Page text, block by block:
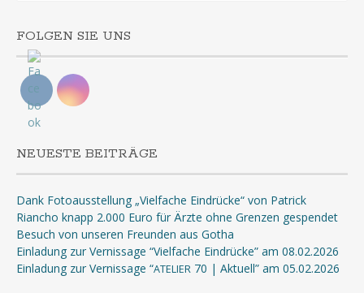
FOLGEN SIE UNS
NEUESTE BEITRÄGE
Dank Fotoausstellung „Vielfache Eindrücke“ von Patrick
Riancho knapp 2.000 Euro für Ärzte ohne Grenzen gespendet
Besuch von unseren Freunden aus Gotha
Einladung zur Vernissage “Vielfache Eindrücke” am 08.02.2026
Einladung zur Vernissage “ATELIER 70 | Aktuell” am 05.02.2026